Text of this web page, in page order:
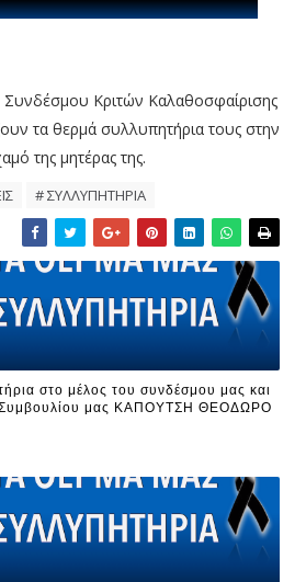
Συνδέσμου Κριτών Καλαθοσφαίρισης
τα θερμά συλλυπητήρια τους στην
της μητέρας της.
# ΣΥΛΛΥΠΗΤΗΡΙΑ
στο μέλος του συνδέσμου μας και
Συμβουλίου μας ΚΑΠΟΥΤΣΗ ΘΕΟΔΩΡΟ